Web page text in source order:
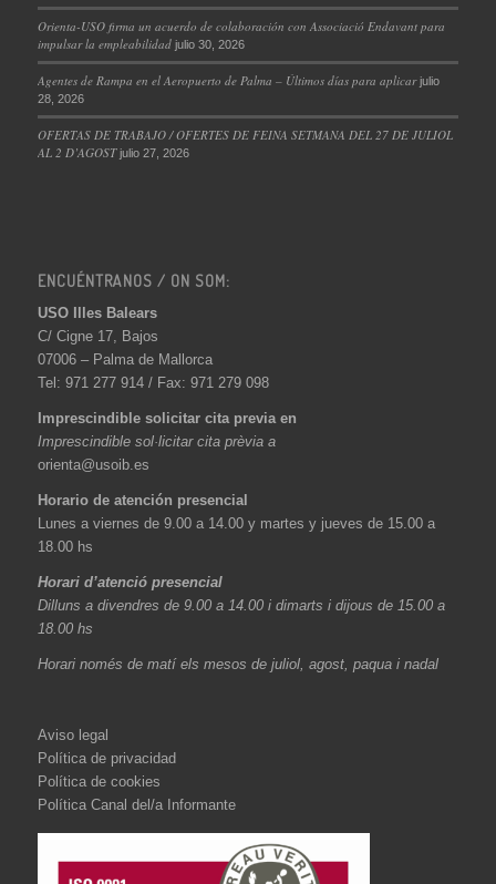
Orienta-USO firma un acuerdo de colaboración con Associació Endavant para
impulsar la empleabilidad julio 30, 2026
Agentes de Rampa en el Aeropuerto de Palma – Últimos días para aplicar julio
28, 2026
OFERTAS DE TRABAJO / OFERTES DE FEINA SETMANA DEL 27 DE JULIOL
AL 2 D’AGOST julio 27, 2026
ENCUÉNTRANOS / ON SOM:
USO Illes Balears
C/ Cigne 17, Bajos
07006 – Palma de Mallorca
Tel: 971 277 914 / Fax: 971 279 098
Imprescindible solicitar cita previa en
Imprescindible sol·licitar cita prèvia a
orienta@usoib.es
Horario de atención presencial
Lunes a viernes de 9.00 a 14.00 y martes y jueves de 15.00 a
18.00 hs
Horari d’atenció presencial
Dilluns a divendres de 9.00 a 14.00 i dimarts i dijous de 15.00 a
18.00 hs
Horari només de matí els mesos de juliol, agost, paqua i nadal
Aviso legal
Política de privacidad
Política de cookies
Política Canal del/a Informante